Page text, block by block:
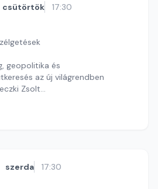
csütörtök 17:30
geopolitika és
az új világrendben
Zsolt
Nóra
szerda 17:30